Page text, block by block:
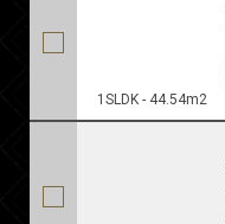
1SLDK - 44.54m2